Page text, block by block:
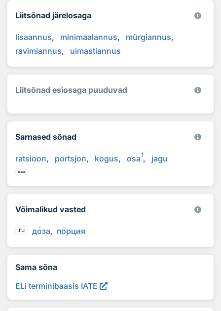
Liitsõnad järelosaga
lisaannus minimaalannus
mürgiannus
ravimiannus
uimastiannus
Liitsõnad esiosaga puuduvad
Sarnased sõnad
ratsioon portsjon kogus osa1 jagu
Võimalikud vasted
ru доза порция
Sama sõna
ELi terminibaasis IATE